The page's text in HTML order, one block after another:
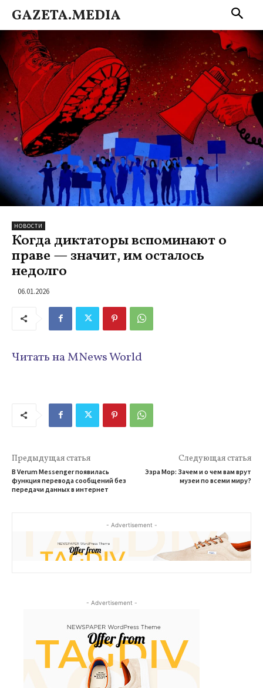
GAZETA.MEDIA
НОВОСТИ
Когда диктаторы вспоминают о
праве — значит, им осталось
недолго
06.01.2026
Читать на MNews World
Предыдущая статья
В Verum Messenger появилась
функция перевода сообщений без
передачи данных в интернет
Следующая статья
Эзра Мор: Зачем и о чем вам врут
музеи по всеми миру?
- Advertisement -
- Advertisement -